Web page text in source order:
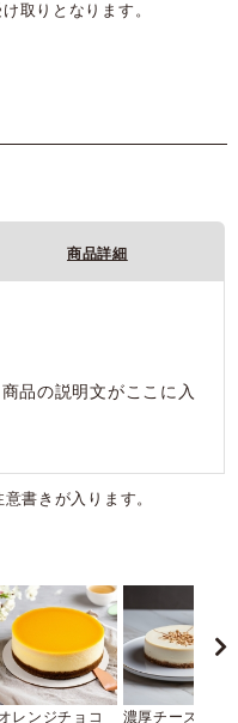
取りとなります。
商品詳細
品の説明文がここに入
書きが入ります。
オレンジチョコ 濃厚チーズケー